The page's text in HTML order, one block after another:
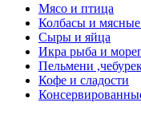
Мясо и птица
Колбасы и
Сыры и яйца
Икра рыба и
Пельмени
Кофе и сладости